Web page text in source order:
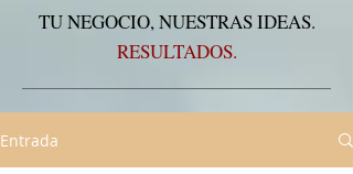
TU NEGOCIO, NUESTRAS IDEAS.
RESULTADOS.
Entrada